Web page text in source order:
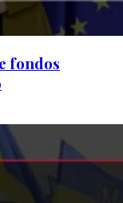
fondos